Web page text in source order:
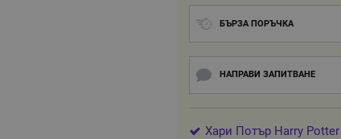
БЪРЗА ПОРЪЧКА
НАПРАВИ ЗАПИТВАНЕ
Хари Потър Harry Potter